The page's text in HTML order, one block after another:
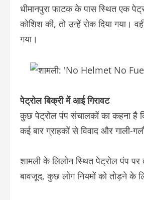
धीमानपुरा फाटक के पास स्थित एक
कोशिश की, तो उन्हें रोक दिया गया।
गया।
पेट्रोल बिक्री में आई गिरावट
कुछ पेट्रोल पंप संचालकों का कहना है
कई बार ग्राहकों से विवाद और गाली-
शामली के लिलोन स्थित पेट्रोल पंप
बावजूद, कुछ लोग नियमों को तोड़ने के